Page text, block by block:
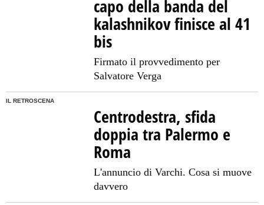
capo della banda del
kalashnikov finisce al 41
bis
Firmato il provvedimento per
Salvatore Verga
IL RETROSCENA
Centrodestra, sfida
doppia tra Palermo e
Roma
L'annuncio di Varchi. Cosa si muove
davvero